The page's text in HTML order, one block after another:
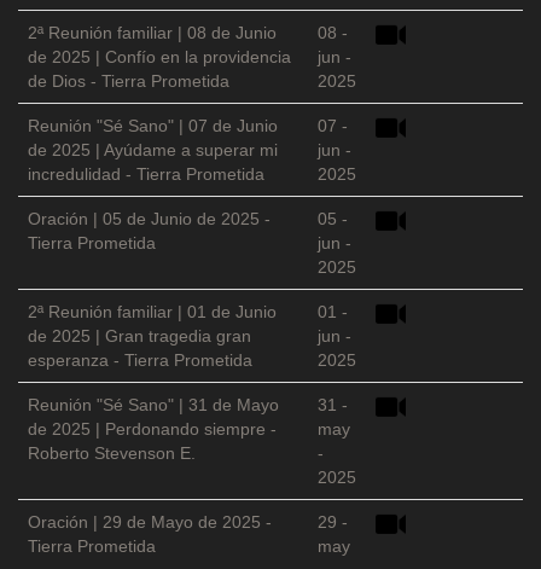
2ª Reunión familiar | 08 de Junio
de 2025 | Confío en la providencia
de Dios - Tierra Prometida
08 -
jun -
2025
Reunión "Sé Sano" | 07 de Junio
de 2025 | Ayúdame a superar mi
incredulidad - Tierra Prometida
07 -
jun -
2025
Oración | 05 de Junio de 2025 -
Tierra Prometida
05 -
jun -
2025
2ª Reunión familiar | 01 de Junio
de 2025 | Gran tragedia gran
esperanza - Tierra Prometida
01 -
jun -
2025
Reunión "Sé Sano" | 31 de Mayo
de 2025 | Perdonando siempre -
Roberto Stevenson E.
31 -
may
-
2025
Oración | 29 de Mayo de 2025 -
Tierra Prometida
29 -
may